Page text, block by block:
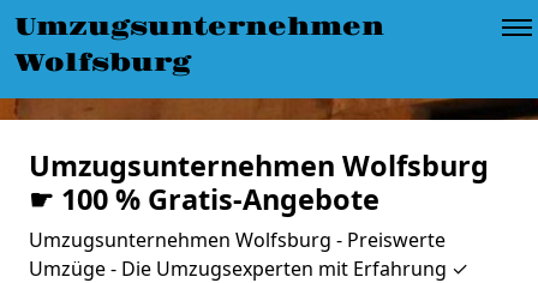
Umzugsunternehmen
Wolfsburg
Umzugsunternehmen Wolfsburg
☛ 100 % Gratis-Angebote
Umzugsunternehmen Wolfsburg - Preiswerte
Umzüge - Die Umzugsexperten mit Erfahrung ✓